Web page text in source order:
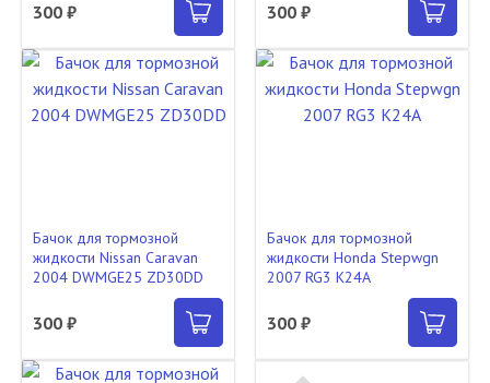
300 ₽ 300 ₽
Бачок для тормозной
жидкости Nissan Caravan
2004 DWMGE25 ZD30DD
300 ₽
Бачок для тормозной
жидкости Honda Stepwgn
2007 RG3 K24A
300 ₽